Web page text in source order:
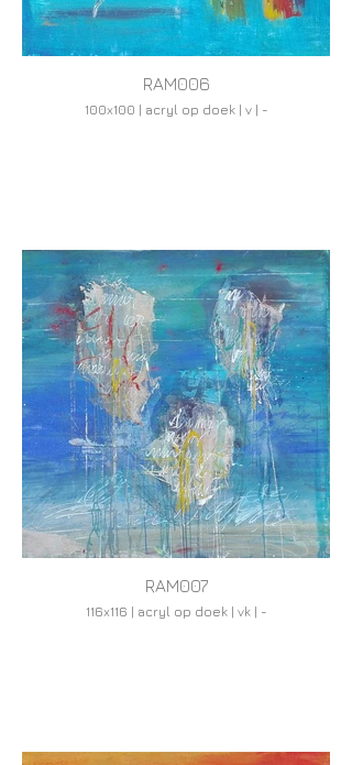
RAM006
100x100 | acryl op doek | v | -
RAM007
116x116 | acryl op doek | vk | -